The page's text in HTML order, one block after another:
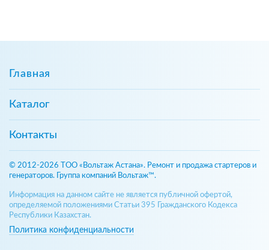
Главная
Каталог
Контакты
© 2012-2026 ТОО «Вольтаж Астана». Ремонт и продажа стартеров и
генераторов. Группа компаний Вольтаж™.
Информация на данном сайте не является публичной офертой,
определяемой положениями Статьи 395 Гражданского Кодекса
Республики Казахстан.
Политика конфиденциальности